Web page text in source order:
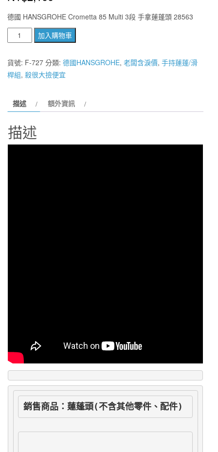
德國 HANSGROHE Crometta 85 Multi 3段 手拿蓮蓬頭 28563
國
HANSGROHE
Crometta
式
出
加入購物車
貨號: F-727 分類: 德國HANSGROHE, 老闆含淚價, 手持蓮蓬/滑
桿組, 殺很大撿便宜
描述 額外資訊
描述
銷售商品：蓮蓬頭(不含其他零件、配件)